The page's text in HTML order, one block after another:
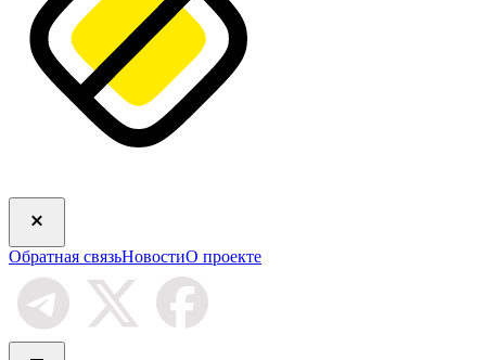
Обратная связьНовостиО проекте